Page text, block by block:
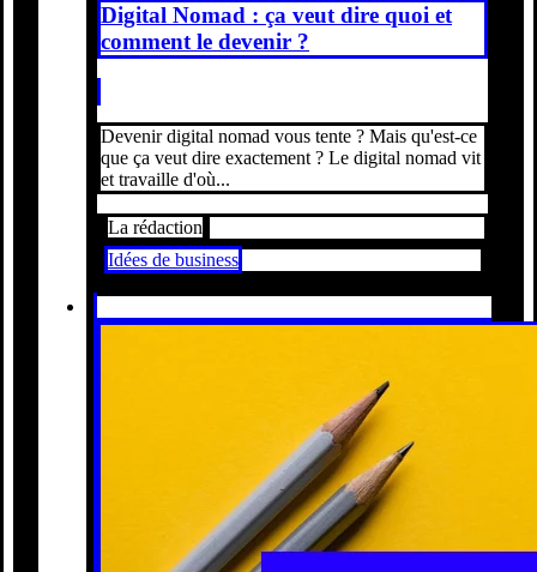
Digital Nomad : ça veut dire quoi et
comment le devenir ?
Devenir digital nomad vous tente ? Mais qu'est-ce
que ça veut dire exactement ? Le digital nomad vit
et travaille d'où...
La rédaction
Idées de business